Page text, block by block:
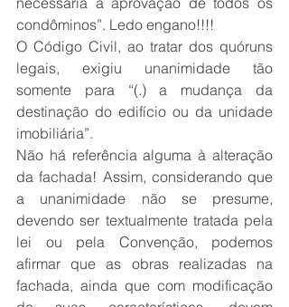
condôminos”. Ledo engano!!!!
O Código Civil, ao tratar dos quóruns
legais, exigiu unanimidade tão
somente para “(.) a mudança da
destinação do edifício ou da unidade
imobiliária”.
Não há referência alguma à alteração
da fachada! Assim, considerando que
a unanimidade não se presume,
devendo ser textualmente tratada pela
lei ou pela Convenção, podemos
afirmar que as obras realizadas na
fachada, ainda que com modificação